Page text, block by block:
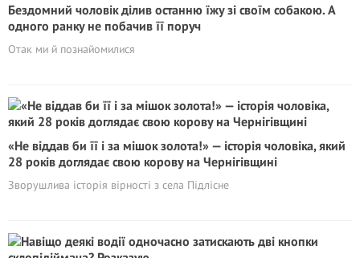
Бездомний чоловік ділив останню їжу зі своїм собакою. А
одного ранку не побачив її поруч
Отак ми й познайомилися
«Не віддав би її і за мішок золота!» — історія чоловіка, який
28 років доглядає свою корову на Чернігівщині
Зворушлива історія вірності з села Підлісне